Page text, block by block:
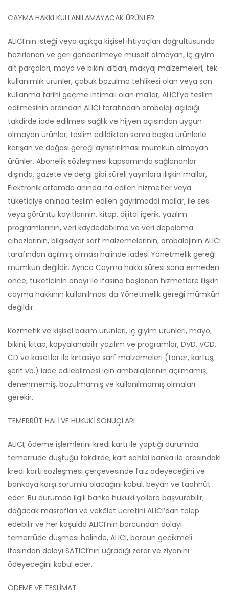
CAYMA HAKKI KULLANILAMAYACAK ÜRÜNLER:
ALICI’nın isteği veya açıkça kişisel ihtiyaçları doğrultusunda
hazırlanan ve geri gönderilmeye müsait olmayan, iç giyim
alt parçaları, mayo ve bikini altları, makyaj malzemeleri, tek
kullanımlık ürünler, çabuk bozulma tehlikesi olan veya son
kullanma tarihi geçme ihtimali olan mallar, ALICI’ya teslim
edilmesinin ardından ALICI tarafından ambalajı açıldığı
takdirde iade edilmesi sağlık ve hijyen açısından uygun
olmayan ürünler, teslim edildikten sonra başka ürünlerle
karışan ve doğası gereği ayrıştırılması mümkün olmayan
ürünler, Abonelik sözleşmesi kapsamında sağlananlar
dışında, gazete ve dergi gibi süreli yayınlara ilişkin mallar,
Elektronik ortamda anında ifa edilen hizmetler veya
tüketiciye anında teslim edilen gayrimaddi mallar, ile ses
veya görüntü kayıtlarının, kitap, dijital içerik, yazılım
programlarının, veri kaydedebilme ve veri depolama
cihazlarının, bilgisayar sarf malzemelerinin, ambalajının ALICI
tarafından açılmış olması halinde iadesi Yönetmelik gereği
mümkün değildir. Ayrıca Cayma hakkı süresi sona ermeden
önce, tüketicinin onayı ile ifasına başlanan hizmetlere ilişkin
cayma hakkının kullanılması da Yönetmelik gereği mümkün
değildir.
Kozmetik ve kişisel bakım ürünleri, iç giyim ürünleri, mayo,
bikini, kitap, kopyalanabilir yazılım ve programlar, DVD, VCD,
CD ve kasetler ile kırtasiye sarf malzemeleri (toner, kartuş,
şerit vb.) iade edilebilmesi için ambalajlarının açılmamış,
denenmemiş, bozulmamış ve kullanılmamış olmaları
gerekir.
TEMERRÜT HALİ VE HUKUKİ SONUÇLARI
ALICI, ödeme işlemlerini kredi kartı ile yaptığı durumda
temerrüde düştüğü takdirde, kart sahibi banka ile arasındaki
kredi kartı sözleşmesi çerçevesinde faiz ödeyeceğini ve
bankaya karşı sorumlu olacağını kabul, beyan ve taahhüt
eder. Bu durumda ilgili banka hukuki yollara başvurabilir;
doğacak masrafları ve vekâlet ücretini ALICI’dan talep
edebilir ve her koşulda ALICI’nın borcundan dolayı
temerrüde düşmesi halinde, ALICI, borcun gecikmeli
ifasından dolayı SATICI’nın uğradığı zarar ve ziyanını
ödeyeceğini kabul eder.
ÖDEME VE TESLİMAT